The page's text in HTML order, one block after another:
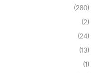
(280)
(2)
(24)
(13)
(1)